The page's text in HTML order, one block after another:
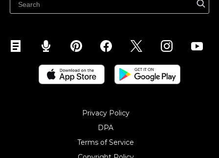
Privacy Policy
DPA
Terms of Service